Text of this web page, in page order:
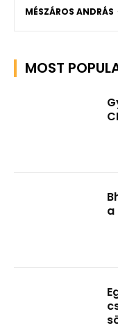
MÉSZÁROS ANDRÁS
MOST
a